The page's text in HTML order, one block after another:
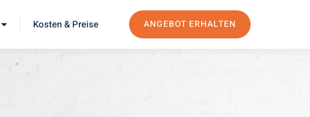
Kosten & Preise ANGEBOT ERHALTEN